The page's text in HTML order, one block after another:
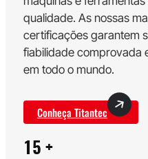
qualidade. As nossas
certificações garantem
fiabilidade comprovada
em todo o mundo.
Conheça Titantec
15 +